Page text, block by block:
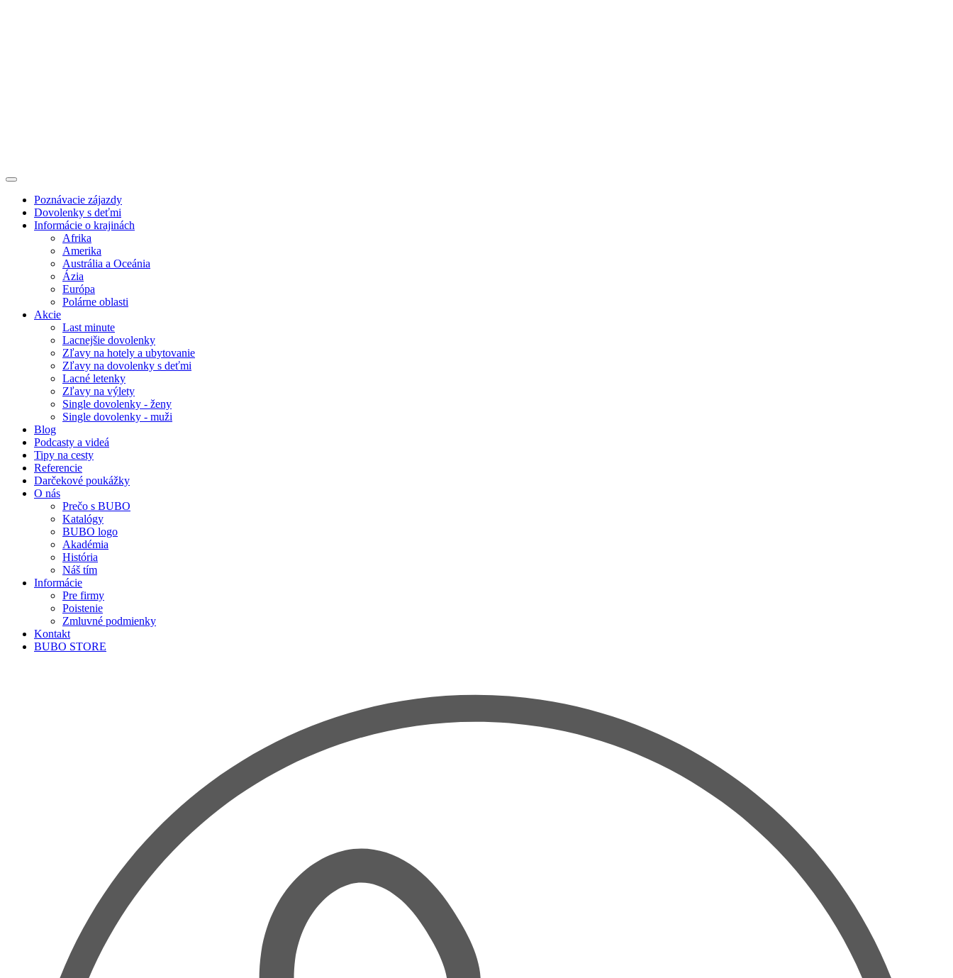
Poznávacie zájazdy
Dovolenky s deťmi
Informácie o krajinách
Afrika
Amerika
Austrália a Oceánia
Ázia
Európa
Polárne oblasti
Akcie
Last minute
Lacnejšie dovolenky
Zľavy na hotely a ubytovanie
Zľavy na dovolenky s deťmi
Lacné letenky
Zľavy na výlety
Single dovolenky - ženy
Single dovolenky - muži
Blog
Podcasty a videá
Tipy na cesty
Referencie
Darčekové poukážky
O nás
Prečo s BUBO
Katalógy
BUBO logo
Akadémia
História
Náš tím
Informácie
Pre firmy
Poistenie
Zmluvné podmienky
Kontakt
BUBO STORE